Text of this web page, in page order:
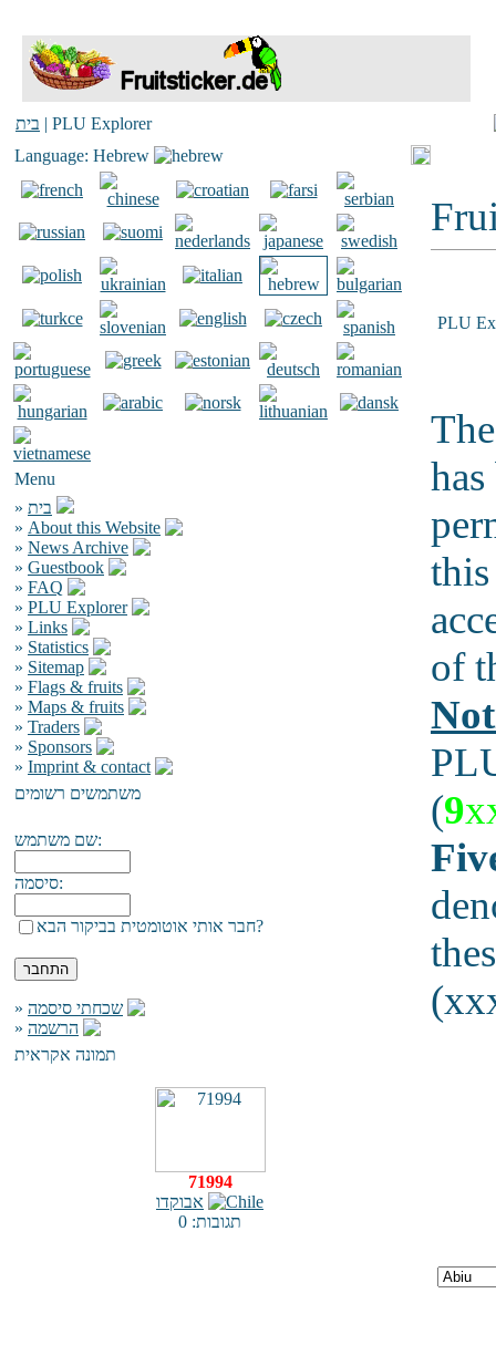
בית | PLU Explorer
Language: Hebrew
Menu
» בית
» About this Website
» News Archive
» Guestbook
» FAQ
» PLU Explorer
» Links
» Statistics
» Sitemap
» Flags & fruits
» Maps & fruits
» Traders
» Sponsors
» Imprint & contact
משתמשים רשומים
שם משתמש:
סיסמה:
חבר אותי אוטומטית בביקור הבא?
» שכחתי סיסמה
» הרשמה
תמונה אקראית
71994
אבוקדו
תגובות: 0
PLU
of
(9